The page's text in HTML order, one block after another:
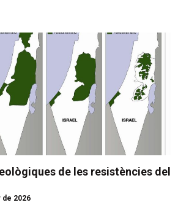
de les resistències del
de 2026